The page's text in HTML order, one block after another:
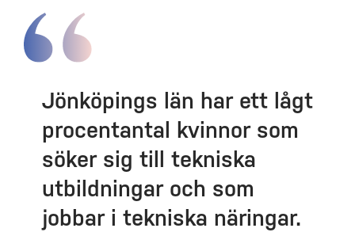
Jönköpings län har ett lågt
procentantal kvinnor som
söker sig till tekniska
utbildningar och som
jobbar i tekniska näringar.